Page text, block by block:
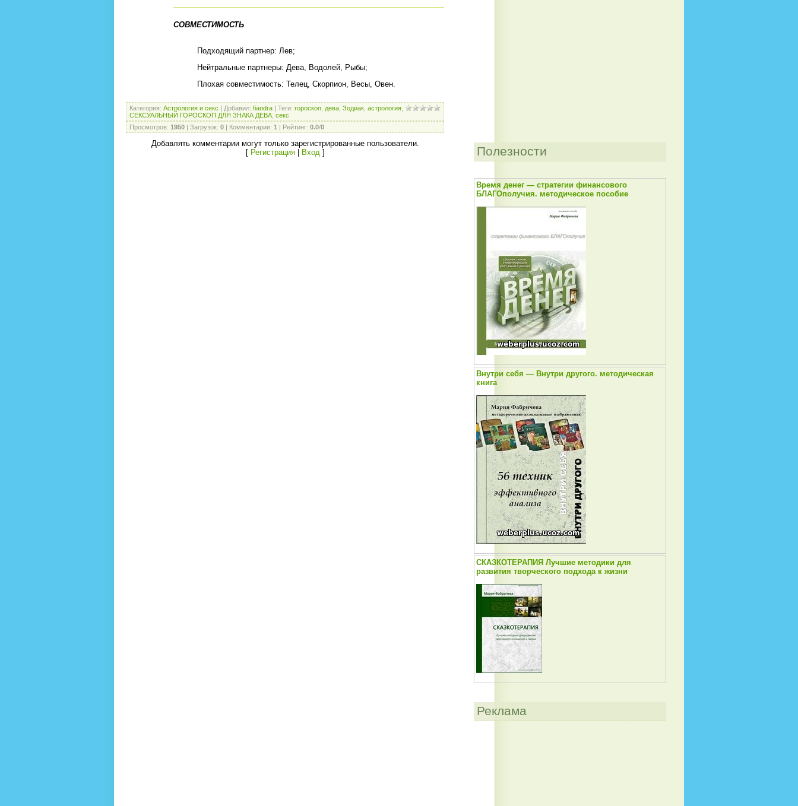
СОВМЕСТИМОСТЬ
Подходящий партнер: Лев;
Нейтральные партнеры: Дева, Водолей, Рыбы;
Плохая совместимость: Телец, Скорпион, Весы, Овен.
Категория: Астрология и секс Добавил: fiandra Теги: гороскоп дева Зодиак астрология
СЕКСУАЛЬНЫЙ ГОРОСКОП ДЛЯ ЗНАКА ДЕВА секс
Просмотров: 1950 Загрузок: 0 Комментарии: 1 Рейтинг: 0.0/0
Добавлять комментарии могут только зарегистрированные пользователи.
[ Регистрация| Вход] Полезности
Время денег — стратегии финансового
БЛАГОполучия. методическое пособие
Внутри себя — Внутри другого. методическая
книга
СКАЗКОТЕРАПИЯ Лучшие методики для
развития творческого подхода к жизни
Реклама